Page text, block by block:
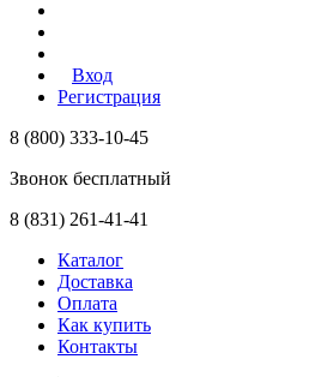
Вход
Регистрация
8 (800) 333-10-45
Звонок бесплатный
8 (831) 261-41-41
Каталог
Доставка
Оплата
Как купить
Контакты